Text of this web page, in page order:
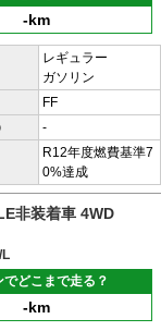
-km
レギュラー
ガソリン
FF
-
R12年度燃費基準7
0%達成
非装着車 4WD
でどこまで走る？
-km